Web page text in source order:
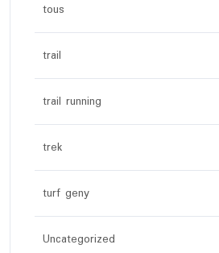
tous
trail
trail running
trek
turf geny
Uncategorized